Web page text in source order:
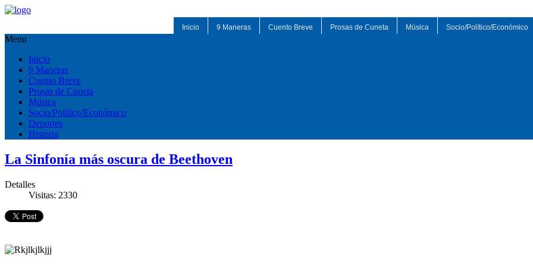
Inicio 9 Maneras Cuento Breve Prosas de Cuneta Música Socio/Político/Económico
Menu
Inicio
9 Maneras
Cuento Breve
Prosas de Cuneta
Música
Socio/Político/Económico
Deportes
Historia
La Sinfonía más oscura de Beethoven
Detalles
Visitas: 2330